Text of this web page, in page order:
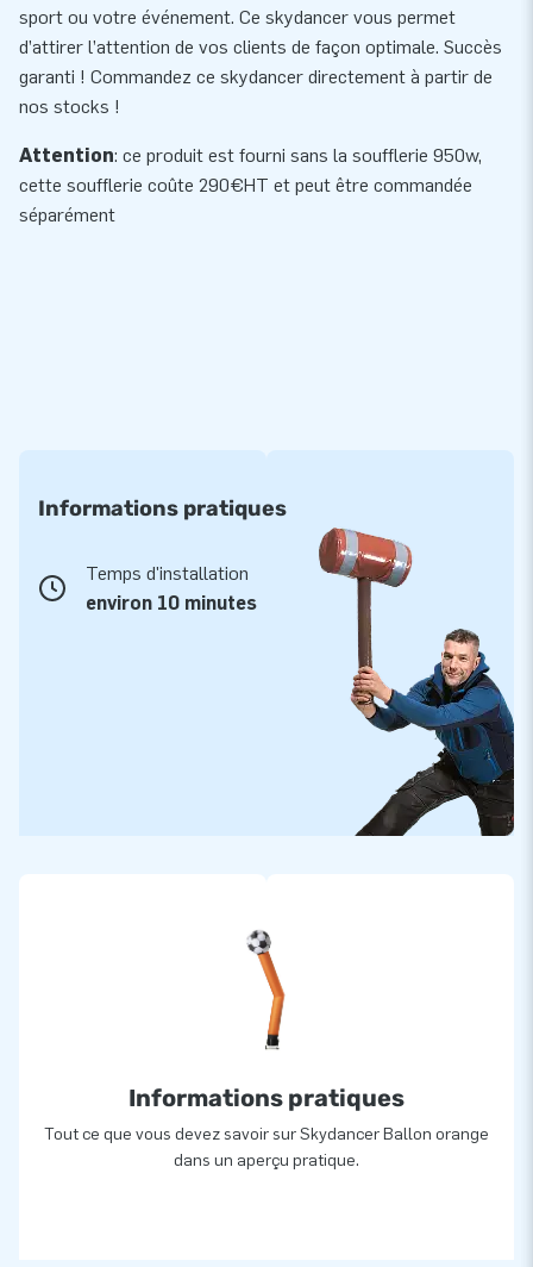
sport ou votre événement. Ce skydancer vous permet
d’attirer l’attention de vos clients de façon optimale. Succès
garanti ! Commandez ce skydancer directement à partir de
nos stocks !
Attention: ce produit est fourni sans la soufflerie 950w,
cette soufflerie coûte 290€HT et peut être commandée
séparément
Informations pratiques
Temps d'installation
environ 10 minutes
Informations pratiques
Tout ce que vous devez savoir sur Skydancer Ballon orange
dans un aperçu pratique.